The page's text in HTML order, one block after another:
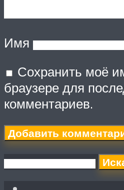
Имя
Сохранить моё
браузере для
комментариев.